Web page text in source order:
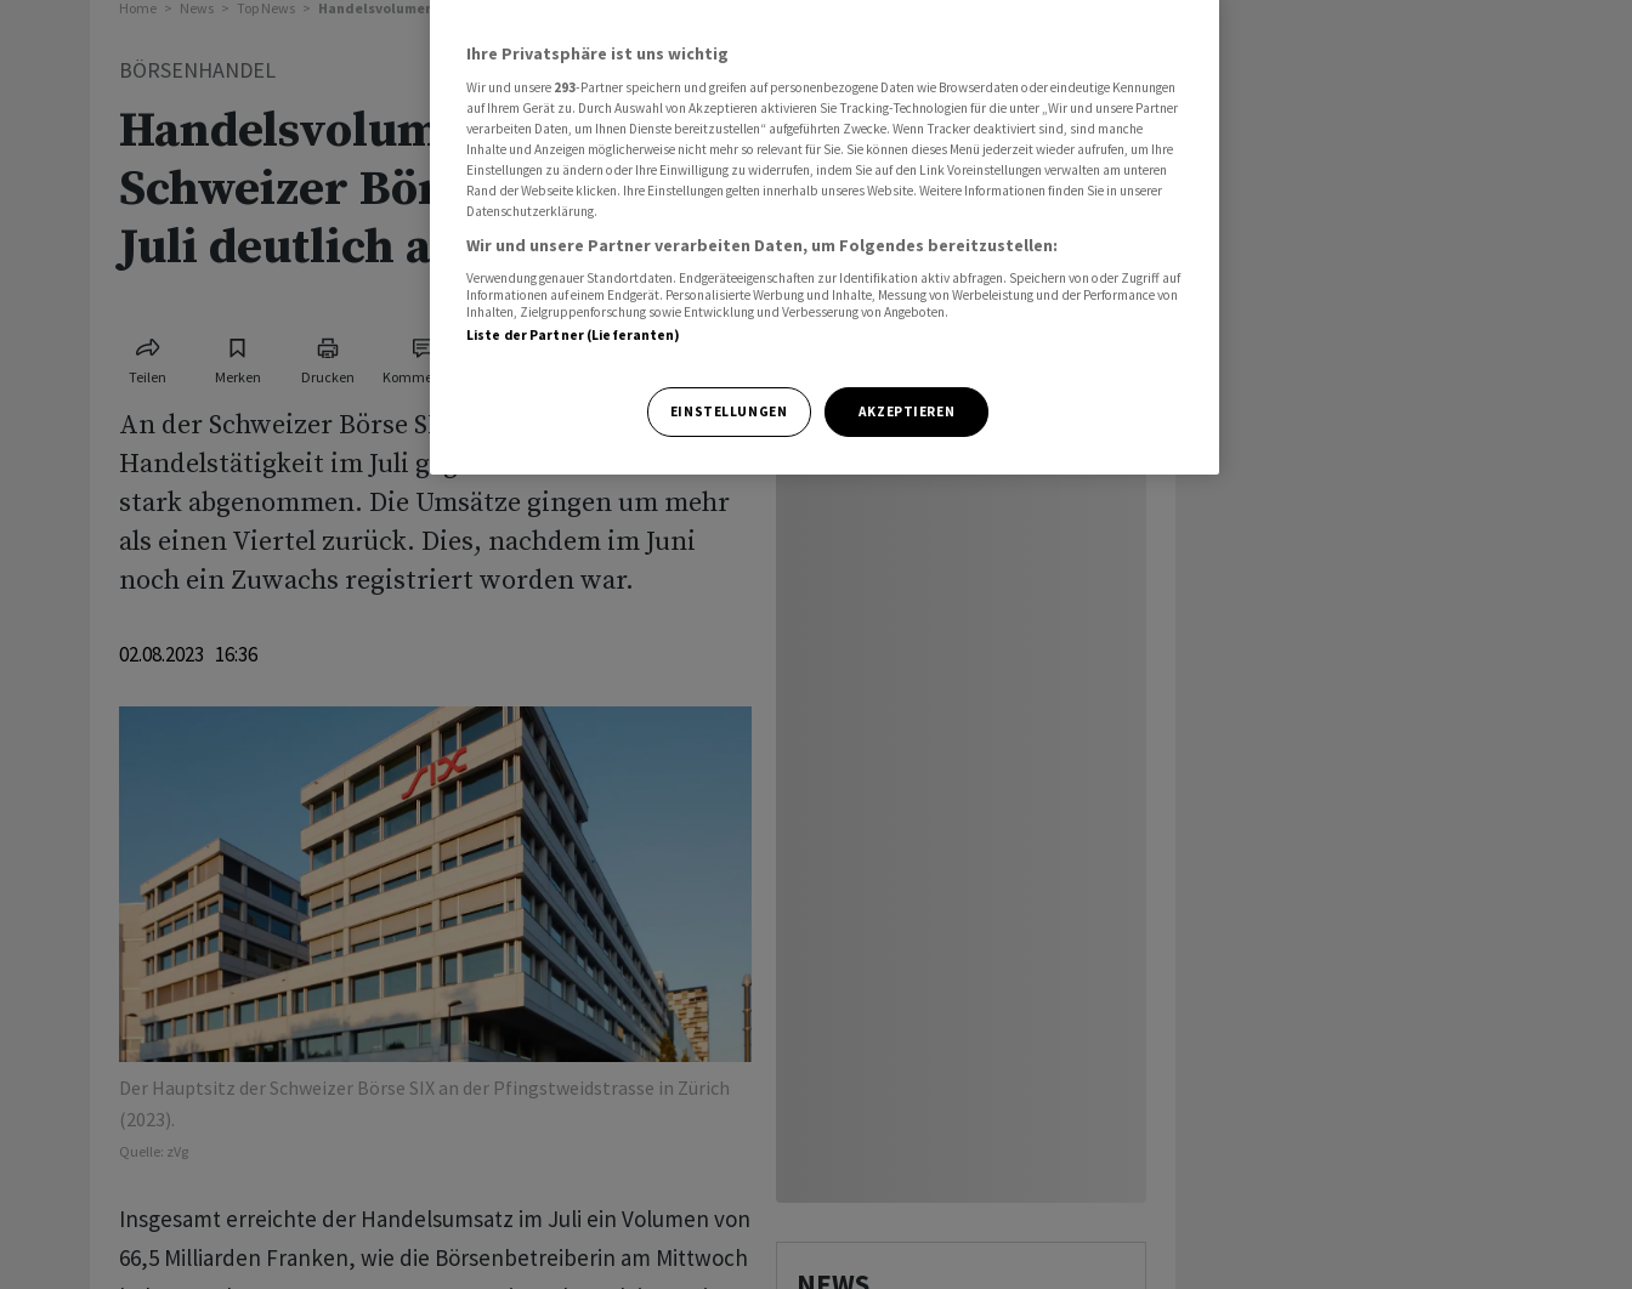
Home News Top News Handelsvolumen an der Schweizer Börse nimmt im Juli deutlich ab
BÖRSENHANDEL
Handelsvolumen an der
Schweizer Börse nimmt im
Juli deutlich ab
Teilen Merken Drucken Kommentare
An der Schweizer Börse SIX hat die
Handelstätigkeit im Juli gegenüber dem Vormonat
stark abgenommen. Die Umsätze gingen um mehr
als einen Viertel zurück. Dies, nachdem im Juni
noch ein Zuwachs registriert worden war.
02.08.2023 16:36
Der Hauptsitz der Schweizer Börse SIX an der Pfingstweidstrasse in Zürich
(2023).
Quelle: zVg
Insgesamt erreichte der Handelsumsatz im Juli ein Volumen von
66,5 Milliarden Franken, wie die Börsenbetreiberin am Mittwoch
Ihre Privatsphäre ist uns wichtig
Wir und unsere 293-Partner speichern und greifen auf personenbezogene Daten wie Browserdaten oder eindeutige Kennungen
auf Ihrem Gerät zu. Durch Auswahl von Akzeptieren aktivieren Sie Tracking-Technologien für die unter „Wir und unsere Partner
verarbeiten Daten, um Ihnen Dienste bereitzustellen“ aufgeführten Zwecke. Wenn Tracker deaktiviert sind, sind manche
Inhalte und Anzeigen möglicherweise nicht mehr so relevant für Sie. Sie können dieses Menü jederzeit wieder aufrufen, um Ihre
Einstellungen zu ändern oder Ihre Einwilligung zu widerrufen, indem Sie auf den Link Voreinstellungen verwalten am unteren
Rand der Webseite klicken. Ihre Einstellungen gelten innerhalb unseres Website. Weitere Informationen finden Sie in unserer
Datenschutzerklärung.
Wir und unsere Partner verarbeiten Daten, um Folgendes bereitzustellen:
Verwendung genauer Standortdaten. Endgeräteeigenschaften zur Identifikation aktiv abfragen. Speichern von oder Zugriff auf
Informationen auf einem Endgerät. Personalisierte Werbung und Inhalte, Messung von Werbeleistung und der Performance von
Inhalten, Zielgruppenforschung sowie Entwicklung und Verbesserung von Angeboten.
Liste der Partner (Lieferanten)
EINSTELLUNGEN AKZEPTIEREN